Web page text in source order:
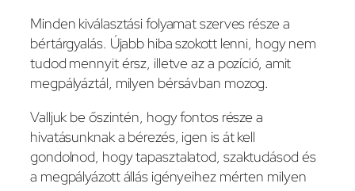
Minden kiválasztási folyamat szerves része a
bértárgyalás. Újabb hiba szokott lenni, hogy nem
tudod mennyit érsz, illetve az a pozíció, amit
megpályáztál, milyen bérsávban mozog.
Valljuk be őszintén, hogy fontos része a
hivatásunknak a bérezés, igen is át kell
gondolnod, hogy tapasztalatod, szaktudásod és
a megpályázott állás igényeihez mérten milyen